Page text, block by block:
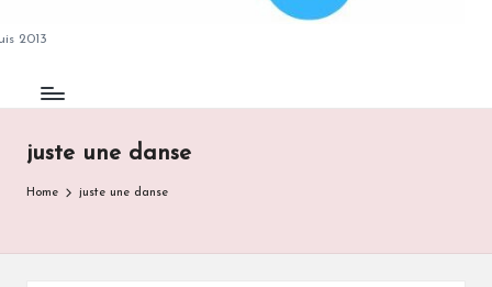
2013
juste une danse
Home juste une danse